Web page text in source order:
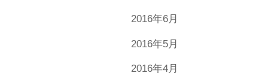
2016年6月
2016年5月
2016年4月